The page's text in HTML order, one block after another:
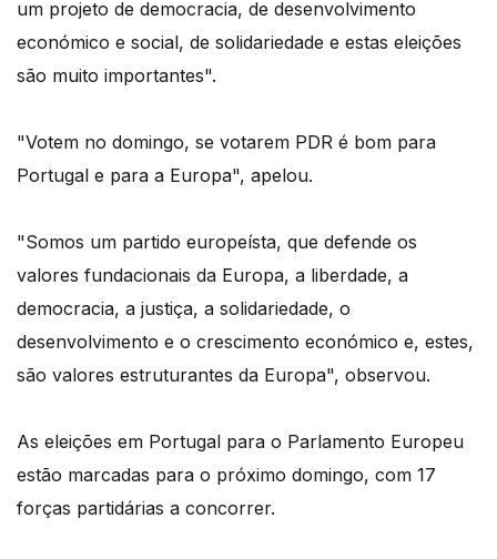
um projeto de democracia, de desenvolvimento
económico e social, de solidariedade e estas eleições
são muito importantes".
"Votem no domingo, se votarem PDR é bom para
Portugal e para a Europa", apelou.
"Somos um partido europeísta, que defende os
valores fundacionais da Europa, a liberdade, a
democracia, a justiça, a solidariedade, o
desenvolvimento e o crescimento económico e, estes,
são valores estruturantes da Europa", observou.
As eleições em Portugal para o Parlamento Europeu
estão marcadas para o próximo domingo, com 17
forças partidárias a concorrer.